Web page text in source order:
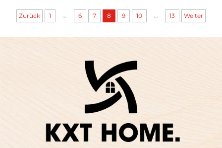
Zurück 1 ... 6 7 8 9 10 ... 13 Weiter